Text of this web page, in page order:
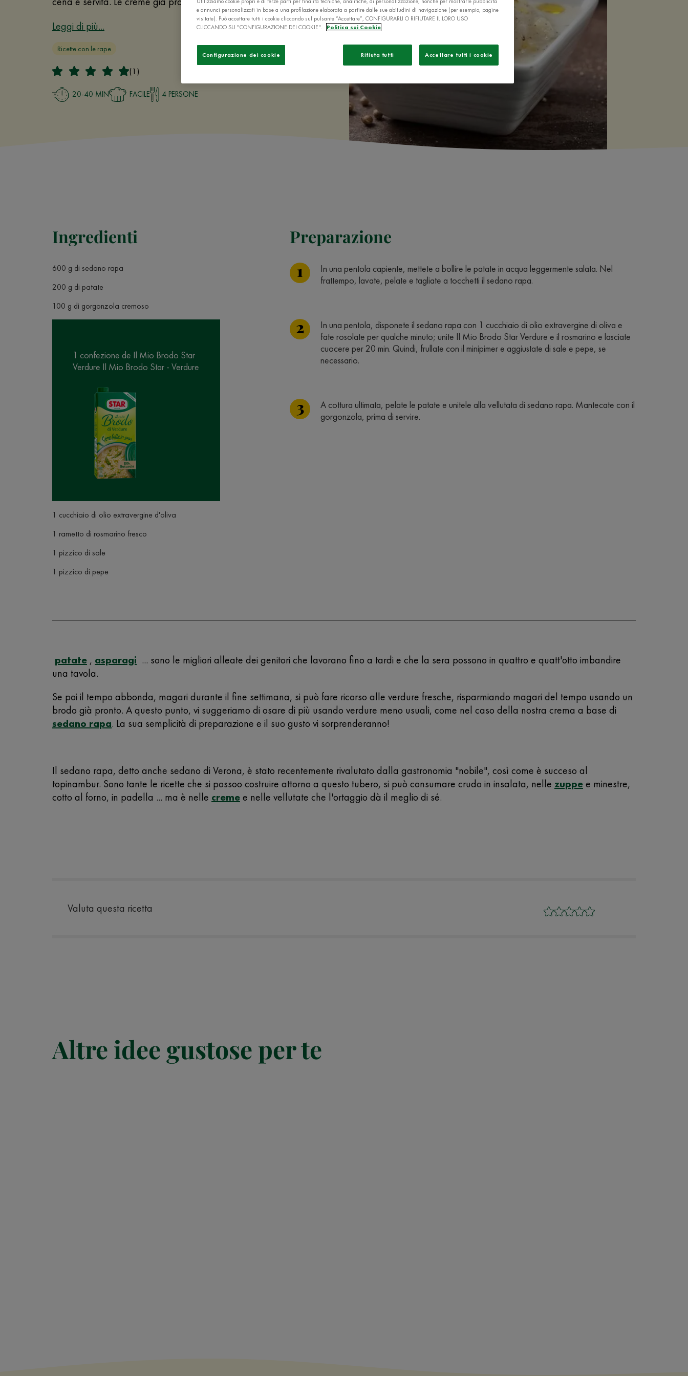
Leggi di più...
Ricette con le rape
(1)
20-40 MIN FACILE 4 PERSONE
Ingredienti
600 g di sedano rapa
200 g di patate
100 g di gorgonzola cremoso
1 confezione de Il Mio Brodo Star
Verdure Il Mio Brodo Star - Verdure
1 cucchiaio di olio extravergine d'oliva
1 rametto di rosmarino fresco
1 pizzico di sale
1 pizzico di pepe
Preparazione
In una pentola capiente, mettete a bollire le patate in acqua leggermente salata. Nel
frattempo, lavate, pelate e tagliate a tocchetti il sedano rapa.
In una pentola, disponete il sedano rapa con 1 cucchiaio di olio extravergine di oliva e
fate rosolate per qualche minuto; unite Il Mio Brodo Star Verdure e il rosmarino e lasciate
cuocere per 20 min. Quindi, frullate con il minipimer e aggiustate di sale e pepe, se
necessario.
A cottura ultimata, pelate le patate e unitele alla vellutata di sedano rapa. Mantecate con il
gorgonzola, prima di servire.
patate , asparagi ... sono le migliori alleate dei genitori che lavorano fino a tardi e che la sera possono in quattro e quatt'otto imbandire
una tavola.
Se poi il tempo abbonda, magari durante il fine settimana, si può fare ricorso alle verdure fresche, risparmiando magari del tempo usando un
brodo già pronto. A questo punto, vi suggeriamo di osare di più usando verdure meno usuali, come nel caso della nostra crema a base di
sedano rapa. La sua semplicità di preparazione e il suo gusto vi sorprenderanno!
Il sedano rapa, detto anche sedano di Verona, è stato recentemente rivalutato dalla gastronomia "nobile", così come è succeso al
topinambur. Sono tante le ricette che si possoo costruire attorno a questo tubero, si può consumare crudo in insalata, nelle zuppee minestre,
cotto al forno, in padella ... ma è nelle cremee nelle vellutate che l'ortaggio dà il meglio di sé.
Valuta questa ricetta
Altre idee gustose per te
e annunci personalizzati in base a una profilazione elaborata a partire dalle sue abitudini di navigazione (per esempio, pagine
visitate). Può accettare tutti i cookie cliccando sul pulsante “Accettare”, CONFIGURARLI O RIFIUTARE IL LORO USO
CLICCANDO SU "CONFIGURAZIONE DEI COOKIE".
Politica sui Cookie
Rifiuta tutti Accettare tutti i cookie
Configurazione dei cookie